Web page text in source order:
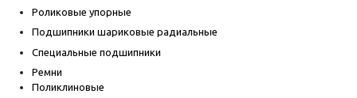
Роликовые упорные
Подшипники шариковые радиальные
Специальные подшипники
Ремни
Поликлиновые